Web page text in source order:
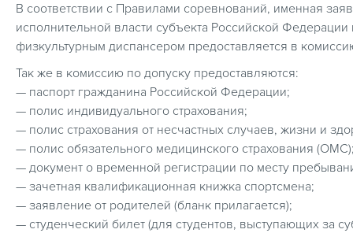
В соответствии с Правилами соревнований, именная
исполнительной власти субъекта Российской
физкультурным диспансером предоставляется в
Так же в комиссию по допуску предоставляются:
— паспорт гражданина Российской Федерации;
— полис индивидуального страхования;
— полис страхования от несчастных случаев, жизни и
— полис обязательного медицинского страхования
— документ о временной регистрации по месту
— зачетная квалификационная книжка спортсмена;
— заявление от родителей (бланк прилагается);
— студенческий билет (для студентов, выступающих за